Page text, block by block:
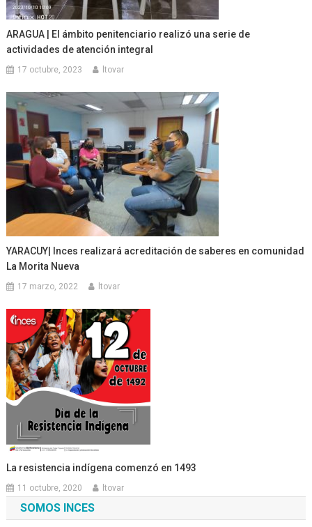
ARAGUA | El ámbito penitenciario realizó una serie de
actividades de atención integral
17 octubre, 2023 ltovar
YARACUY| Inces realizará acreditación de saberes en comunidad
La Morita Nueva
17 marzo, 2022 ltovar
La resistencia indígena comenzó en 1493
11 octubre, 2020 ltovar
SOMOS INCES